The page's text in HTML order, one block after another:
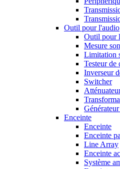
Outil pour l'audio
Outil pour
Mesure
Limitation
Testeur de
Inverseur
Switcher
Enceinte
Enceinte
Enceinte
Line Array
Enceinte
Système